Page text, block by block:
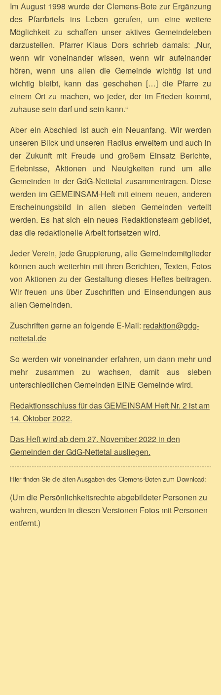
Im August 1998 wurde der Clemens-Bote zur Ergänzung
des Pfarrbriefs ins Leben gerufen, um eine weitere
Möglichkeit zu schaffen unser aktives Gemeindeleben
darzustellen. Pfarrer Klaus Dors schrieb damals: „Nur,
wenn wir voneinander wissen, wenn wir aufeinander
hören, wenn uns allen die Gemeinde wichtig ist und
wichtig bleibt, kann das geschehen […] die Pfarre zu
einem Ort zu machen, wo jeder, der im Frieden kommt,
zuhause sein darf und sein kann.“
Aber ein Abschied ist auch ein Neuanfang. Wir werden
unseren Blick und unseren Radius erweitern und auch in
der Zukunft mit Freude und großem Einsatz Berichte,
Erlebnisse, Aktionen und Neuigkeiten rund um alle
Gemeinden in der GdG-Nettetal zusammentragen. Diese
werden im GEMEINSAM-Heft mit einem neuen, anderen
Erscheinungsbild in allen sieben Gemeinden verteilt
werden. Es hat sich ein neues Redaktionsteam gebildet,
das die redaktionelle Arbeit fortsetzen wird.
Jeder Verein, jede Gruppierung, alle Gemeindemitglieder
können auch weiterhin mit ihren Berichten, Texten, Fotos
von Aktionen zu der Gestaltung dieses Heftes beitragen.
Wir freuen uns über Zuschriften und Einsendungen aus
allen Gemeinden.
Zuschriften gerne an folgende E-Mail: redaktion@gdg-
nettetal.de
So werden wir voneinander erfahren, um dann mehr und
mehr zusammen zu wachsen, damit aus sieben
unterschiedlichen Gemeinden EINE Gemeinde wird.
Redaktionsschluss für das GEMEINSAM Heft Nr. 2 ist am
14. Oktober 2022.
Das Heft wird ab dem 27. November 2022 in den
Gemeinden der GdG-Nettetal ausliegen.
Hier finden Sie die alten Ausgaben des Clemens-Boten zum Download:
(Um die Persönlichkeitsrechte abgebildeter Personen zu
wahren, wurden in diesen Versionen Fotos mit Personen
entfernt.)